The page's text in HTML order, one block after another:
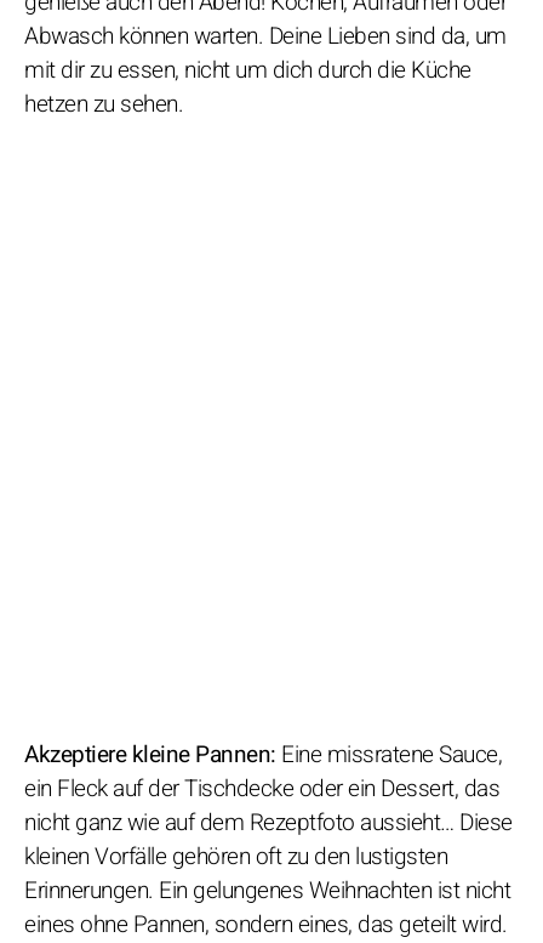
Abwasch können warten. Deine Lieben sind da, um
mit dir zu essen, nicht um dich durch die Küche
hetzen zu sehen.
Akzeptiere kleine Pannen: Eine missratene Sauce,
ein Fleck auf der Tischdecke oder ein Dessert, das
nicht ganz wie auf dem Rezeptfoto aussieht… Diese
kleinen Vorfälle gehören oft zu den lustigsten
Erinnerungen. Ein gelungenes Weihnachten ist nicht
eines ohne Pannen, sondern eines, das geteilt wird.